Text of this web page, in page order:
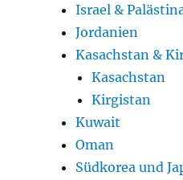
Israel &
Jordanien
Kasachstan &
Kasachstan
Kirgistan
Kuwait
Oman
Südkorea und